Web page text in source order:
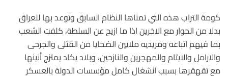
كومة التراب هذه التي تمناها النظام السابق وتوعد بها للعراق
بدلا من الحوار مع الاخرين اذا ما ازيح عن السلطة، كلفت الشعب
بما فيهم اتباعه ومريديه ملايين الضحايا من القتلى والجرحى
والارامل والايتام والمهجرين والنازحين، وبلاد يكاد يمتزج أنينها
مع تقهقرها بسبب انشغال كامل مؤسسات الدولة بالعسكر